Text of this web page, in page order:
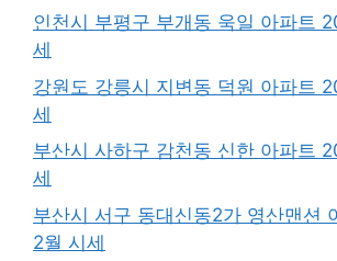
인천시 부평구 부개동 욱일 아파트
세
강원도 강릉시 지변동 덕원 아파트
세
부산시 사하구 감천동 신한 아파트
세
부산시 서구 동대신동2가 영산맨션
2월 시세